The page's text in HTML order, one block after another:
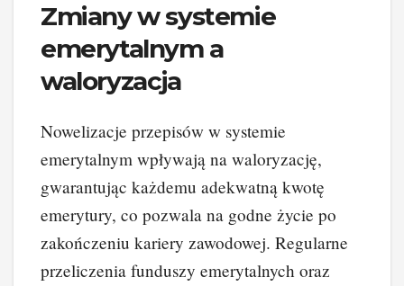
Zmiany w systemie
emerytalnym a
waloryzacja
Nowelizacje przepisów w systemie
emerytalnym wpływają na waloryzację,
gwarantując każdemu adekwatną kwotę
emerytury, co pozwala na godne życie po
zakończeniu kariery zawodowej. Regularne
przeliczenia funduszy emerytalnych oraz